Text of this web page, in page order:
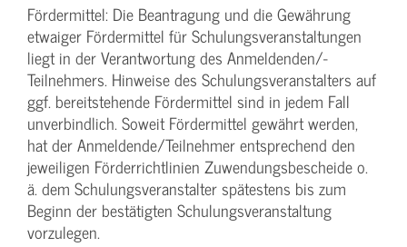
Fördermittel: Die Beantragung und die Gewährung
etwaiger Fördermittel für Schulungs­veranstaltungen
liegt in der Verantwortung des Anmeldenden/­
Teilnehmers. Hinweise des Schulungs­veranstalters auf
ggf. bereitstehende Fördermittel sind in jedem Fall
unverbindlich. Soweit Fördermittel gewährt werden,
hat der Anmeldende/­Teilnehmer entsprechend den
jeweiligen Förderrichtlinien Zuwendungs­bescheide o.
ä. dem Schulungs­veranstalter spätestens bis zum
Beginn der bestätigten Schulungs­veranstaltung
vorzulegen.